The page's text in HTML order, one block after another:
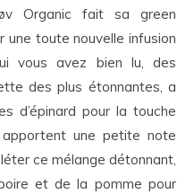
Organic fait sa green
toute nouvelle infusion
vous avez bien lu, des
des plus étonnantes, a
d’épinard pour la touche
une petite note
ce mélange détonnant,
et de la pomme pour